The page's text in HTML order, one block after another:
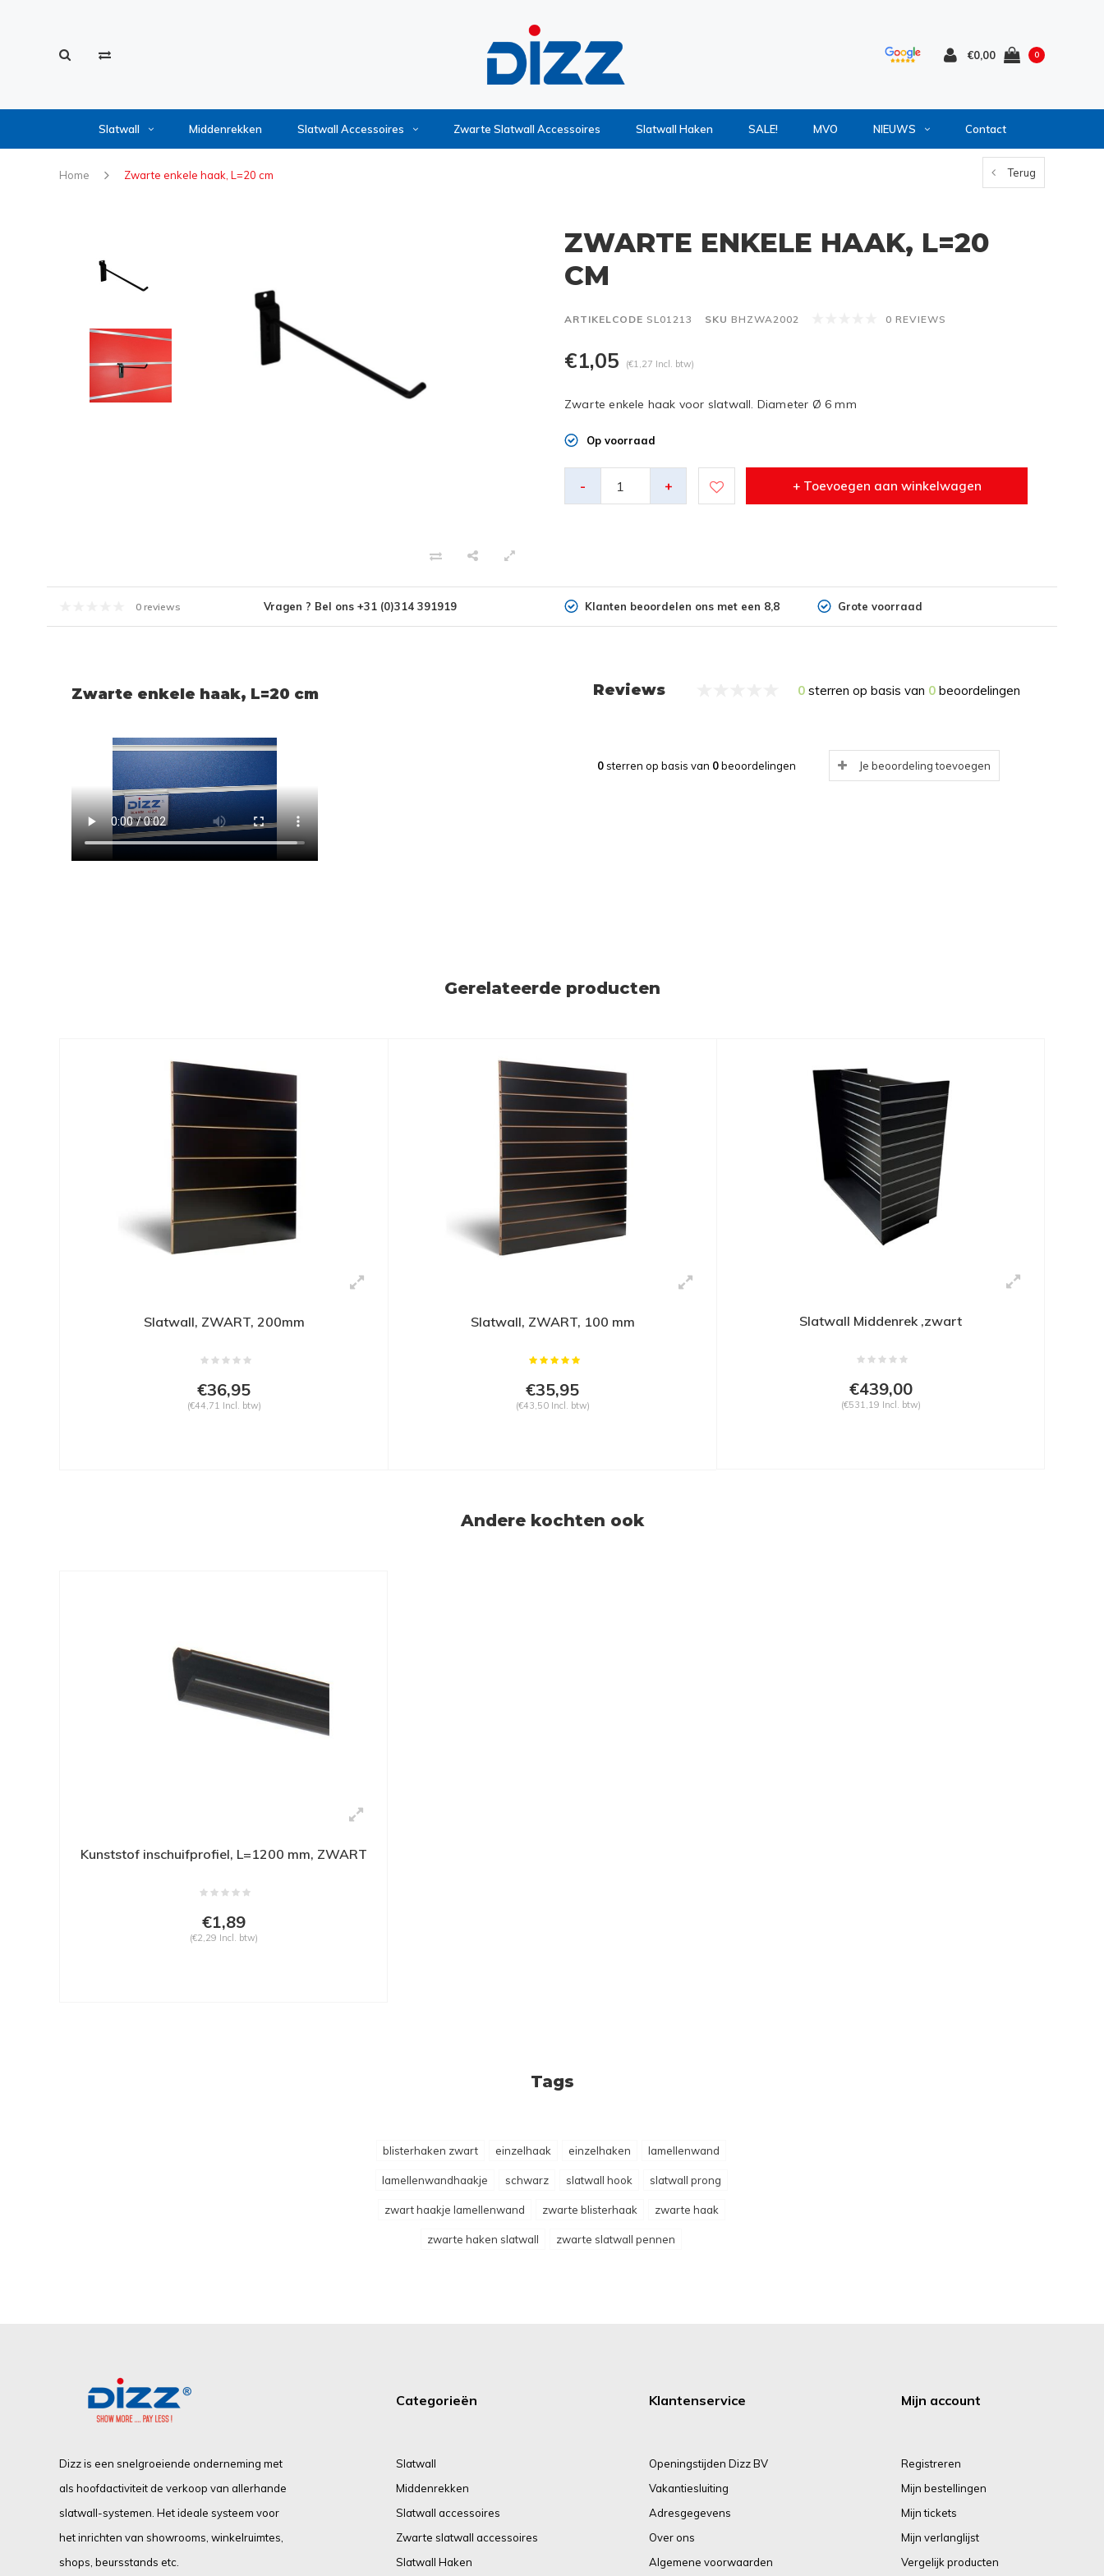
€0,00 0
Slatwall Middenrekken Slatwall Accessoires Zwarte Slatwall Accessoires Slatwall Haken SALE! MVO NIEUWS Contact
Home Zwarte enkele haak, L=20 cm Terug
ZWARTE ENKELE HAAK, L=20
CM
ARTIKELCODE SL01213 SKU BHZWA2002 0 REVIEWS
€1,05 (€1,27 Incl. btw)
Zwarte enkele haak voor slatwall. Diameter Ø 6 mm
Op voorraad
- + + Toevoegen aan winkelwagen
0 reviews Vragen ? Bel ons +31 (0)314 391919 Klanten beoordelen ons met een 8,8 Grote voorraad
Zwarte enkele haak, L=20 cm Reviews 0 sterren op basis van 0 beoordelingen
0sterren op basis van 0beoordelingen Je beoordeling toevoegen
Gerelateerde producten
Slatwall, ZWART, 200mm
€36,95
(€44,71 Incl. btw)
Slatwall, ZWART, 100 mm
€35,95
(€43,50 Incl. btw)
Slatwall Middenrek ,zwart
€439,00
(€531,19 Incl. btw)
Andere kochten ook
Kunststof inschuifprofiel, L=1200 mm, ZWART
€1,89
(€2,29 Incl. btw)
Tags
blisterhaken zwart einzelhaak einzelhaken lamellenwand
lamellenwandhaakje schwarz slatwall hook slatwall prong
zwart haakje lamellenwand zwarte blisterhaak zwarte haak
zwarte haken slatwall zwarte slatwall pennen
Dizz is een snelgroeiende onderneming met
als hoofdactiviteit de verkoop van allerhande
slatwall-systemen. Het ideale systeem voor
het inrichten van showrooms, winkelruimtes,
shops, beursstands etc.
Categorieën
Slatwall
Middenrekken
Slatwall accessoires
Zwarte slatwall accessoires
Slatwall Haken
Klantenservice
Openingstijden Dizz BV
Vakantiesluiting
Adresgegevens
Over ons
Algemene voorwaarden
Mijn account
Registreren
Mijn bestellingen
Mijn tickets
Mijn verlanglijst
Vergelijk producten